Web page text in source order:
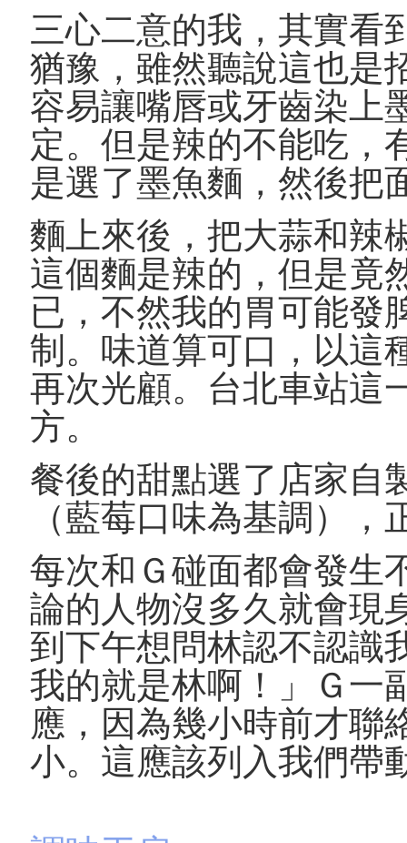
三心二意的我，其實看
猶豫，雖然聽說這也是
容易讓嘴唇或牙齒染上
定。但是辣的不能吃，
是選了墨魚麵，然後把
麵上來後，把大蒜和辣
這個麵是辣的，但是竟
已，不然我的胃可能發
制。味道算可口，以這
再次光顧。台北車站這
方。
餐後的甜點選了店家自
（藍莓口味為基調）
每次和Ｇ碰面都會發生
論的人物沒多久就會現
到下午想問林認不認識
我的就是林啊！」Ｇ一
應，因為幾小時前才聯
小。這應該列入我們帶